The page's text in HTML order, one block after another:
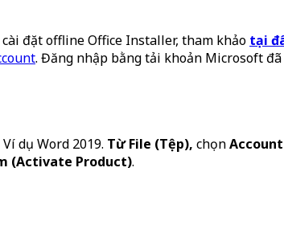
đặt offline Office Installer, tham khảo tại
. Đăng nhập bằng tải khoản Microsoft
dụ Word 2019. Từ File (Tệp), chọn
(Activate Product).